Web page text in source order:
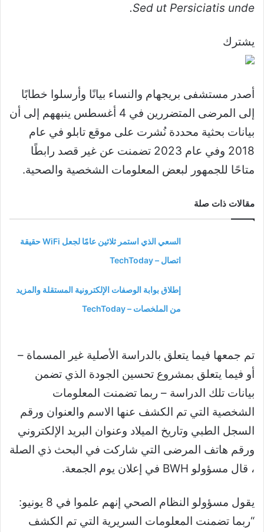
Sed ut Persiciatis unde.
يشترك
أصدر مستشفى بريجهام والنساء بيانًا وأرسلوا خطابًا
إلى المرضى المتضررين في 4 أغسطس ينبههم إلى أن
بيانات بحثية محددة نُشرت على موقع تابلو في عام
2018 وفي عام 2023 تضمنت عن غير قصد رابطًا
متاحًا للجمهور لبعض المعلومات الشخصية والصحية.
مقالات ذات صلة
السعي الذي استمر ثلاثين عامًا لجعل WiFi حقيقة
اتصال – TechToday
إطلاق بوابة الوصفات الإلكترونية المستقلة والمزيد
من الملخصات – TechToday
تم جمعها فيما يتعلق بالدراسة الأصلية غير المسماة –
أو فيما يتعلق بمشروع تحسين الجودة الذي تضمن
بيانات تلك الدراسة – ربما تضمنت المعلومات
الشخصية التي تم الكشف عنها الاسم والعنوان ورقم
السجل الطبي وتاريخ الميلاد وعنوان البريد الإلكتروني
ورقم هاتف المرضى التي شاركت في البحث ذي الصلة
، قال مسؤولو BWH في إعلان يوم الجمعة.
يقول مسؤولو النظام الصحي إنهم علموا في 8 يونيو:
“ربما تضمنت المعلومات السريرية التي تم الكشف